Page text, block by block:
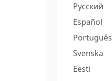
Русский
Español
Português
Svenska
Eesti